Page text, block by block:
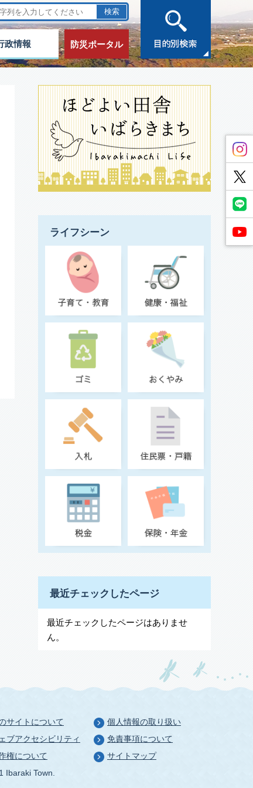
政情報 防災ポータル
ライフシーン
最近チェックしたページ
最近チェックしたページはありませ
ん。
サイトについて
個人情報の取り扱い
ブアクセシビリティ
免責事項について
権について
サイトマップ
Ibaraki Town.